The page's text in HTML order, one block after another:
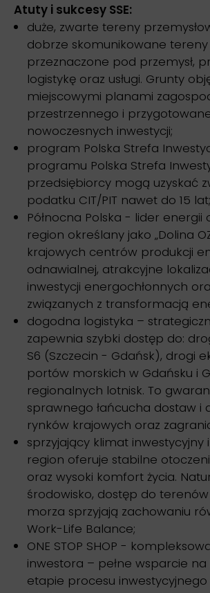
Atuty i sukcesy SSE:
duże, zwarte tereny
dobrze skomunikowane
przeznaczone pod przemysł,
logistykę oraz usługi. Grunty
miejscowymi planami
przestrzennego i
nowoczesnych inwestycji;
program Polska Strefa
programu Polska Strefa
przedsiębiorcy mogą uzyskać
podatku CIT/PIT nawet do 15 lat;
Północna Polska - lider energii
region określany jako „Dolina
krajowych centrów produkcji
odnawialnej, atrakcyjne
inwestycji energochłonnych
związanych z transformacją
dogodna logistyka –
zapewnia szybki dostęp do:
S6 (Szczecin - Gdańsk), drogi
portów morskich w Gdańsku i
regionalnych lotnisk. To
sprawnego łańcucha dostaw i
rynków krajowych oraz
sprzyjający klimat inwestycyjny
region oferuje stabilne
oraz wysoki komfort życia.
środowisko, dostęp do
morza sprzyjają zachowaniu
Work-Life Balance;
ONE STOP SHOP -
inwestora – pełne wsparcie na
etapie procesu